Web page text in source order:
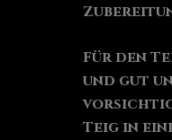
Für den
und gut
Teig in